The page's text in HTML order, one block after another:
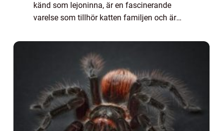
känd som lejoninna, är en fascinerande
varelse som tillhör katten familjen och är
denna artikel kommer vi att ge dig en g...